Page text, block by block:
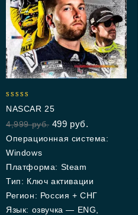
out of 5
NASCAR 25
4,999руб. 499 руб.
Операционная система:
Windows
Платформа: Steam
Тип: Ключ активации
Регион: Россия + СНГ
Язык: озвучка — ENG,